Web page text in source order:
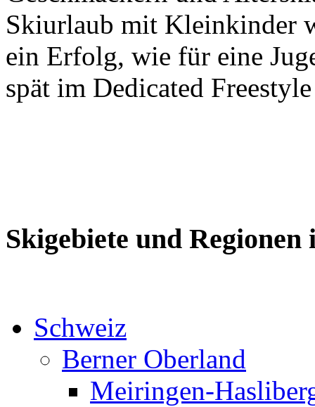
Skiurlaub mit Kleinkinder
ein Erfolg, wie für eine
spät im Dedicated
Skigebiete und
Schweiz
Berner Oberland
Meiringen-